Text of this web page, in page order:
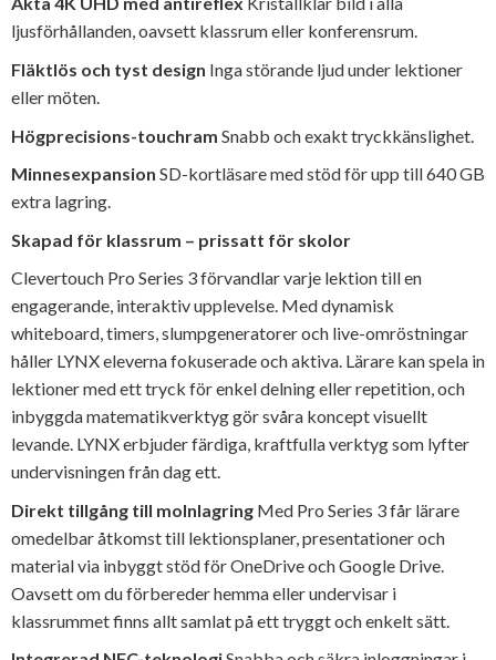
ljusförhållanden, oavsett klassrum eller konferensrum.
Fläktlös och tyst design Inga störande ljud under lektioner
eller möten.
Högprecisions-touchram Snabb och exakt tryckkänslighet.
Minnesexpansion SD-kortläsare med stöd för upp till 640 GB
extra lagring.
Skapad för klassrum – prissatt för skolor
Clevertouch Pro Series 3 förvandlar varje lektion till en
engagerande, interaktiv upplevelse. Med dynamisk
whiteboard, timers, slumpgeneratorer och live-omröstningar
håller LYNX eleverna fokuserade och aktiva. Lärare kan spela in
lektioner med ett tryck för enkel delning eller repetition, och
inbyggda matematikverktyg gör svåra koncept visuellt
levande. LYNX erbjuder färdiga, kraftfulla verktyg som lyfter
undervisningen från dag ett.
Direkt tillgång till molnlagring Med Pro Series 3 får lärare
omedelbar åtkomst till lektionsplaner, presentationer och
material via inbyggt stöd för OneDrive och Google Drive.
Oavsett om du förbereder hemma eller undervisar i
klassrummet finns allt samlat på ett tryggt och enkelt sätt.